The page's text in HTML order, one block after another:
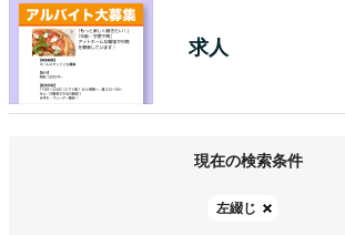
求人
現在の検索条件
左綴じ